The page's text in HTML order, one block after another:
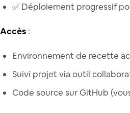
✅ Déploiement progressif
Accès :
Environnement de recette
Suivi projet via outil
Code source sur GitHub